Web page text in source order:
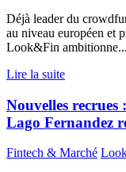
Déjà leader du
au niveau européen et
Look&Fin ambitionne...
Lire la suite
Nouvelles
Lago Fernandez
Fintech & Marché